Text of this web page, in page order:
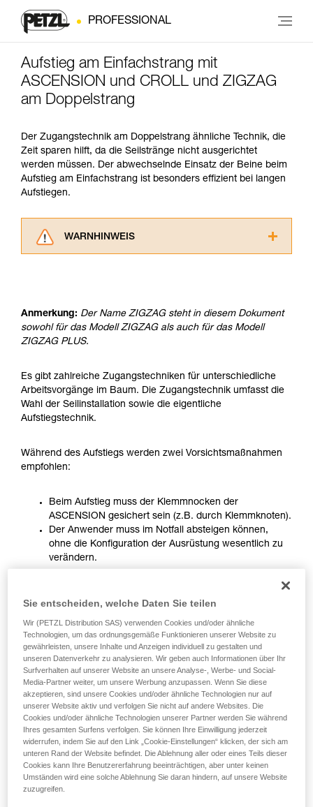
PROFESSIONAL
Aufstieg am Einfachstrang mit
ASCENSION und CROLL und ZIGZAG
am Doppelstrang
Der Zugangstechnik am Doppelstrang ähnliche Technik, die
Zeit sparen hilft, da die Seilstränge nicht ausgerichtet
werden müssen. Der abwechselnde Einsatz der Beine beim
Aufstieg am Einfachstrang ist besonders effizient bei langen
Aufstiegen.
WARNHINWEIS
verstehen zu können, müssen Sie zuerst die in
der Gebrauchsanweisung enthaltenen
Informationen richtig verstanden haben.
entsprechende Ausbildung und ein spezielles
Training voraus. Prüfen Sie zusammen mit
einem Profi, ob Sie in der Lage sind, den
Vorgang alleine sicher zu wiederholen, bevor
verbundenen Techniken. Möglicherweise gibt es
noch andere Techniken, die hier nicht
Anmerkung: Der Name ZIGZAG steht in diesem Dokument
sowohl für das Modell ZIGZAG als auch für das Modell
ZIGZAG PLUS.
Es gibt zahlreiche Zugangstechniken für unterschiedliche
Arbeitsvorgänge im Baum. Die Zugangstechnik umfasst die
Wahl der Seilinstallation sowie die eigentliche
Aufstiegstechnik.
Während des Aufstiegs werden zwei Vorsichtsmaßnahmen
empfohlen:
Beim Aufstieg muss der Klemmnocken der
ASCENSION gesichert sein (z.B. durch Klemmknoten).
Der Anwender muss im Notfall absteigen können,
ohne die Konfiguration der Ausrüstung wesentlich zu
verändern.
Sie entscheiden, welche Daten Sie teilen
Wir (PETZL Distribution SAS) verwenden Cookies und/oder ähnliche
Technologien, um das ordnungsgemäße Funktionieren unserer Website zu
gewährleisten, unsere Inhalte und Anzeigen individuell zu gestalten und
unseren Datenverkehr zu analysieren. Wir geben auch Informationen über Ihr
Surfverhalten auf unserer Website an unsere Analyse-, Werbe- und Social-
Media-Partner weiter, um unsere Werbung anzupassen. Wenn Sie diese
akzeptieren, sind unsere Cookies und/oder ähnliche Technologien nur auf
unserer Website aktiv und verfolgen Sie nicht auf andere Websites. Die
Cookies und/oder ähnliche Technologien unserer Partner werden Sie während
Ihres gesamten Surfens verfolgen. Sie können Ihre Einwilligung jederzeit
widerrufen, indem Sie auf den Link „Cookie-Einstellungen“ klicken, der sich am
unteren Rand der Website befindet. Die Ablehnung aller oder eines Teils dieser
Cookies kann Ihre Benutzererfahrung beeinträchtigen, aber unter keinen
Umständen wird eine solche Ablehnung Sie daran hindern, auf unsere Website
zuzugreifen.